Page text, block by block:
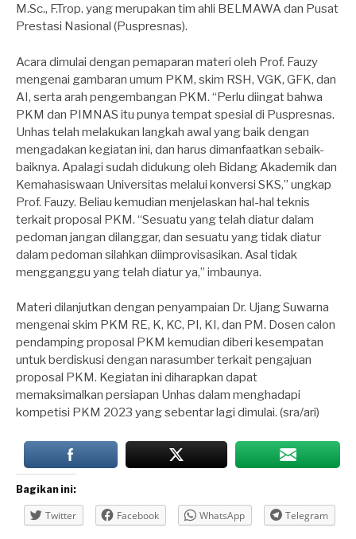
M.Sc., F.Trop. yang merupakan tim ahli BELMAWA dan Pusat
Prestasi Nasional (Puspresnas).
Acara dimulai dengan pemaparan materi oleh Prof. Fauzy
mengenai gambaran umum PKM, skim RSH, VGK, GFK, dan
AI, serta arah pengembangan PKM. “Perlu diingat bahwa
PKM dan PIMNAS itu punya tempat spesial di Puspresnas.
Unhas telah melakukan langkah awal yang baik dengan
mengadakan kegiatan ini, dan harus dimanfaatkan sebaik-
baiknya. Apalagi sudah didukung oleh Bidang Akademik dan
Kemahasiswaan Universitas melalui konversi SKS,” ungkap
Prof. Fauzy. Beliau kemudian menjelaskan hal-hal teknis
terkait proposal PKM. “Sesuatu yang telah diatur dalam
pedoman jangan dilanggar, dan sesuatu yang tidak diatur
dalam pedoman silahkan diimprovisasikan. Asal tidak
mengganggu yang telah diatur ya,” imbaunya.
Materi dilanjutkan dengan penyampaian Dr. Ujang Suwarna
mengenai skim PKM RE, K, KC, PI, KI, dan PM. Dosen calon
pendamping proposal PKM kemudian diberi kesempatan
untuk berdiskusi dengan narasumber terkait pengajuan
proposal PKM. Kegiatan ini diharapkan dapat
memaksimalkan persiapan Unhas dalam menghadapi
kompetisi PKM 2023 yang sebentar lagi dimulai. (sra/ari)
Bagikan ini:
Twitter Facebook WhatsApp Telegram